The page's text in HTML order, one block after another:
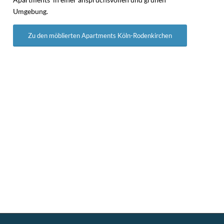
Umgebung.
Zu den möblierten Apartments Köln-Rodenkirchen